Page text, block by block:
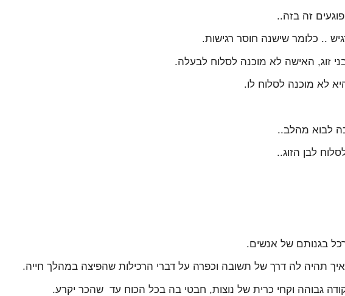
פוגעים זה בזה..
.. כלומר שישנה חוסר רגישות.
זוג, האישה לא מוכנה לסלוח לבעלה.
לא מוכנה לסלוח לו.
לבוא מהלב..
לבן הזוג..
בגנותם של אנשים.
תהיה לה דרך של תשובה וכפרה על דברי הרכילות שהפיצה במהלך חייה.
גבוהה וקחי כרית של נוצות, חבטי בה בכל הכוח עד שהכר יקרע.